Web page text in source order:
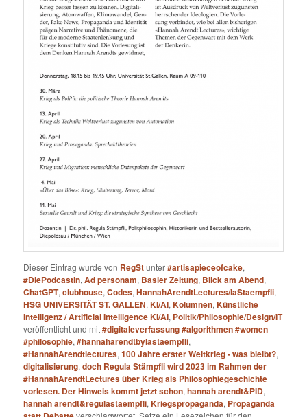
Dieser Eintrag wurde von RegStunter#artisapieceofcake,
#DiePodcastin,Ad personam, Basler Zeitung, Blick am Abend,
ChatGPT,clubhouse,Codes,HannahArendtLectures/laStaempfli,
HSG UNIVERSITÄT ST. GALLEN,KI/AI,Kolumnen,Künstliche
Intelligenz / Artificial Intelligence KI/AI, Politik/Philosophie/Design/IT
veröffentlicht und mit#digitaleverfassung #algorithmen #women
#philosophie,#hannaharendtbylastaempfli,
#HannahArendtlectures,100 Jahre erster Weltkrieg - was bleibt?,
digitalisierung,doch Regula Stämpfli wird 2023 im Rahmen der
#HannahArendtLectures über Krieg als Philosophiegeschichte
vorlesen. Der Hinweis kommt jetzt schon,hannah arendt&PID,
hannah arendt&regulastaempfli,Kriegspropaganda, Propaganda